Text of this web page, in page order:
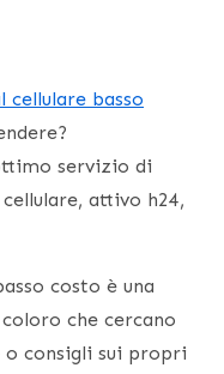
basso
servizio di
attivo h24,
costo è una
che cercano
consigli sui propri